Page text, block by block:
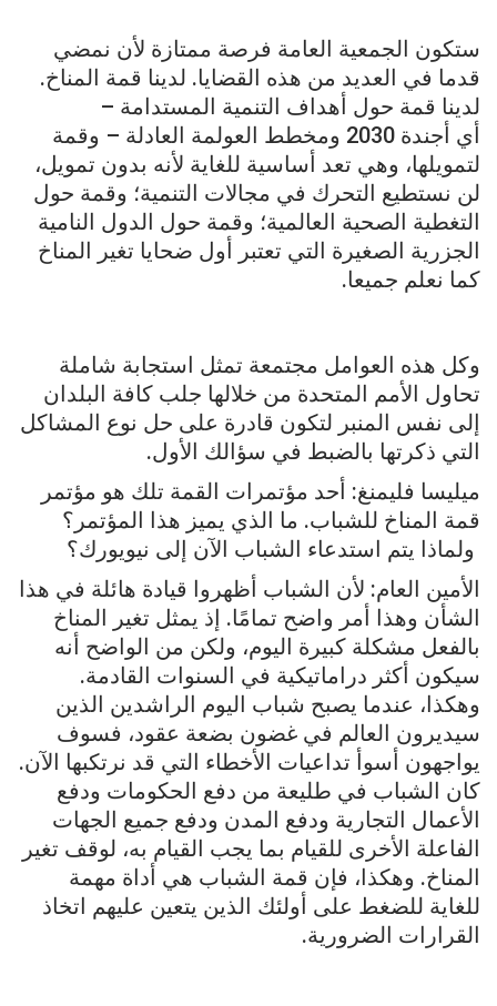
ستكون الجمعية العامة فرصة ممتازة لأن نمضي
قدما في العديد من هذه القضايا. لدينا قمة المناخ.
لدينا قمة حول أهداف التنمية المستدامة –
أي أجندة 2030 ومخطط العولمة العادلة – وقمة
لتمويلها، وهي تعد أساسية للغاية لأنه بدون تمويل،
لن نستطيع التحرك في مجالات التنمية؛ وقمة حول
التغطية الصحية العالمية؛ وقمة حول الدول النامية
الجزرية الصغيرة التي تعتبر أول ضحايا تغير المناخ
كما نعلم جميعا.
وكل هذه العوامل مجتمعة تمثل استجابة شاملة
تحاول الأمم المتحدة من خلالها جلب كافة البلدان
إلى نفس المنبر لتكون قادرة على حل نوع المشاكل
التي ذكرتها بالضبط في سؤالك الأول.
ميليسا فليمنغ: أحد مؤتمرات القمة تلك هو مؤتمر
قمة المناخ للشباب. ما الذي يميز هذا المؤتمر؟
ولماذا يتم استدعاء الشباب الآن إلى نيويورك؟
الأمين العام: لأن الشباب أظهروا قيادة هائلة في هذا
الشأن وهذا أمر واضح تمامًا. إذ يمثل تغير المناخ
بالفعل مشكلة كبيرة اليوم، ولكن من الواضح أنه
سيكون أكثر دراماتيكية في السنوات القادمة.
وهكذا، عندما يصبح شباب اليوم الراشدين الذين
سيديرون العالم في غضون بضعة عقود، فسوف
يواجهون أسوأ تداعيات الأخطاء التي قد نرتكبها الآن.
كان الشباب في طليعة من دفع الحكومات ودفع
الأعمال التجارية ودفع المدن ودفع جميع الجهات
الفاعلة الأخرى للقيام بما يجب القيام به، لوقف تغير
المناخ. وهكذا، فإن قمة الشباب هي أداة مهمة
للغاية للضغط على أولئك الذين يتعين عليهم اتخاذ
القرارات الضرورية.